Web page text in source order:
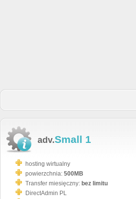
adv.Small 1
hosting wirtualny
powierzchnia: 500MB
Transfer miesięczny: bez limitu
DirectAdmin PL